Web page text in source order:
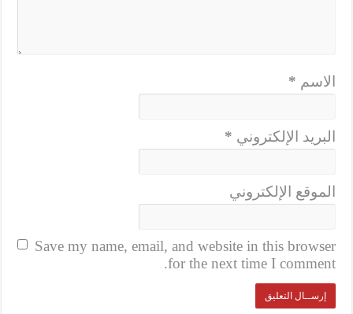
الاسم *
البريد الإلكتروني *
الموقع الإلكتروني
Save my name, email, and website in this browser
for the next time I comment.